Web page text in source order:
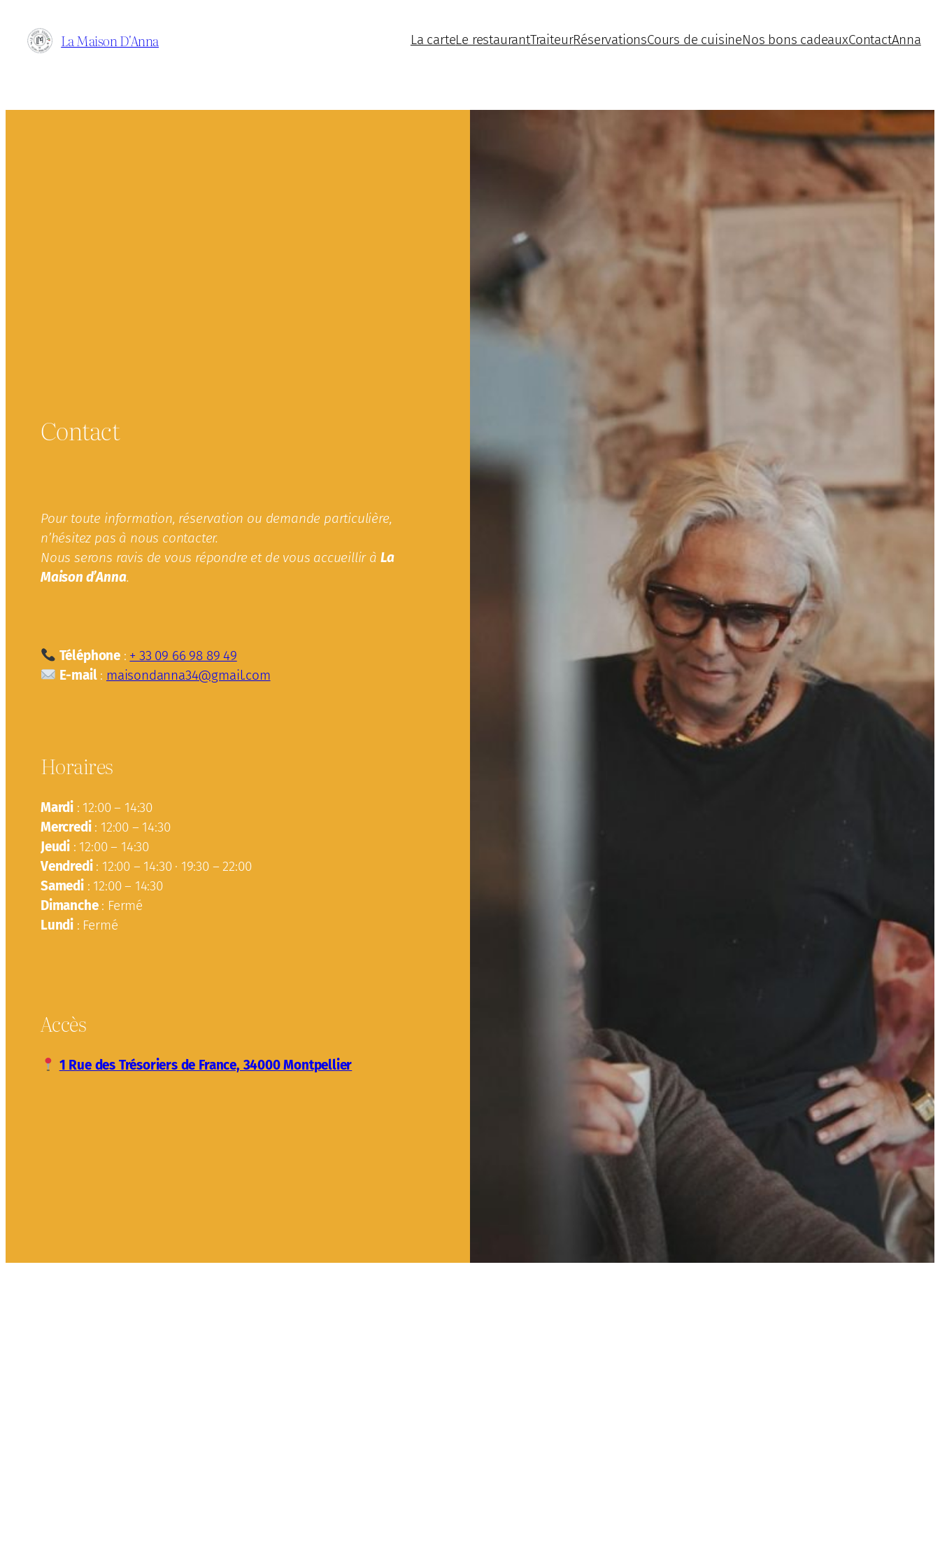
contenu
La Maison D'Anna La carteLe restaurantTraiteurRéservationsCours de cuisineNos bons cadeauxContactAnna
Contact
Pour toute information, réservation ou demande particulière,
n’hésitez pas à nous contacter.
Nous serons ravis de vous répondre et de vous accueillir à La
Maison d’Anna.
Téléphone: + 33 09 66 98 89 49
E-mail: maisondanna34@gmail.com
Horaires
Mardi : 12:00 – 14:30
Mercredi: 12:00 – 14:30
Jeudi : 12:00 – 14:30
Vendredi: 12:00 – 14:30 · 19:30 – 22:00
Samedi: 12:00 – 14:30
Dimanche: Fermé
Lundi : Fermé
Accès
1 Rue des Trésoriers de France, 34000 Montpellier